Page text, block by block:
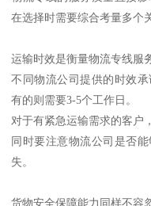
在选择时需要综合考量多个
运输时效是衡量物流专线服
不同物流公司提供的时效
有的则需要3-5个工作日。
对于有紧急运输需求的客户
同时要注意物流公司是否
失。
货物安全保障能力同样不容